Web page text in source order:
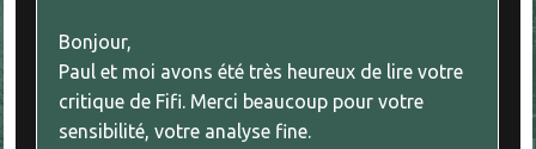
Bonjour,
Paul et moi avons été très heureux de lire votre
critique de Fifi. Merci beaucoup pour votre
sensibilité, votre analyse fine.